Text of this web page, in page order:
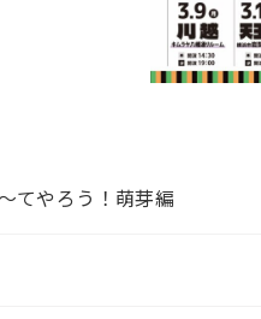
てやろう！萌芽編